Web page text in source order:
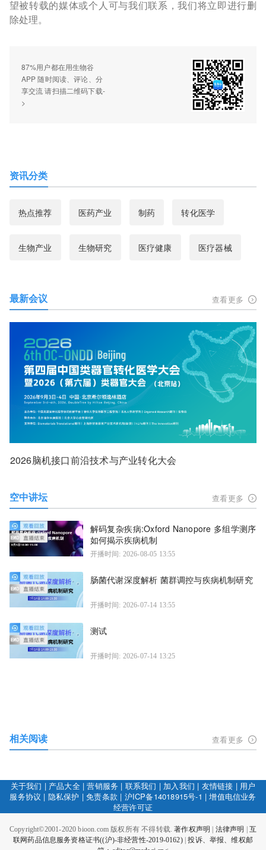
望被转载的媒体或个人可与我们联系，我们将立即进行删
除处理。
87%用户都在用生物谷
APP 随时阅读、评论、分
享交流 请扫描二维码下载-
>
资讯分类
热点推荐 医药产业 制药 转化医学
生物产业 生物研究 医疗健康 医疗器械
最新会议 查看更多
2026脑机接口前沿技术与产业转化大会
空中讲坛 查看更多
解码复杂疾病:Oxford Nanopore 多组学测序
如何揭示疾病机制
开播时间: 2026-08-05 13:55
肠菌代谢深度解析 菌群调控与疾病机制研究
开播时间: 2026-07-14 13:55
测试
开播时间: 2026-07-14 13:25
相关阅读 查看更多
关于我们 | 产品大全|营销服务 | 联系我们 | 加入我们 | 友情链接 | 用户
服务协议 | 隐私保护 |免责条款 | 沪ICP备14018915号-1 |增值电信业务
经营许可证
Copyright©2001-2020 bioon.com 版权所有 不得转载.著作权声明 | 法律声明 | 互
联网药品信息服务资格证书((沪)-非经营性-2019-0162)|投诉、举报、维权邮